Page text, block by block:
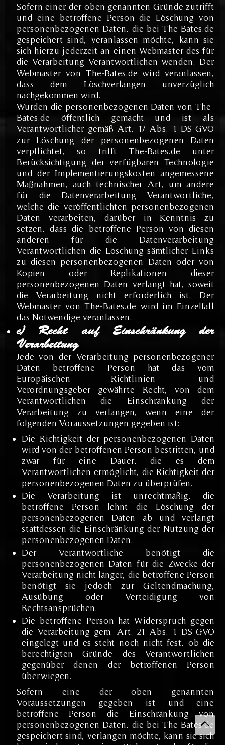
Sofern einer der oben genannten Gründe zutrifft
und eine betroffene Person die Löschung von
personenbezogenen Daten, die bei The-Bates.de
gespeichert sind, veranlassen möchte, kann sie
sich hierzu jederzeit an einen Webmaster des für
die Verarbeitung Verantwortlichen wenden. Der
Webmaster von The-Bates.de wird veranlassen,
dass dem Löschverlangen unverzüglich
nachgekommen wird.
Wurden die personenbezogenen Daten von The-
Bates.de öffentlich gemacht und ist als
Verantwortlicher gemäß Art. 17 Abs. 1 DS-GVO
zur Löschung der personenbezogenen Daten
verpflichtet, so trifft The-Bates.de unter
Berücksichtigung der verfügbaren Technologie
und der Implementierungskosten angemessene
Maßnahmen, auch technischer Art, um andere
für die Datenverarbeitung Verantwortliche,
welche die veröffentlichten personenbezogenen
Daten verarbeiten, darüber in Kenntnis zu
setzen, dass die betroffene Person von diesen
anderen für die Datenverarbeitung
Verantwortlichen die Löschung sämtlicher Links
zu diesen personenbezogenen Daten oder von
Kopien oder Replikationen dieser
personenbezogenen Daten verlangt hat, soweit
die Verarbeitung nicht erforderlich ist. Der
Webmaster von The-Bates.de wird im Einzelfall
das Notwendige veranlassen.
e) Recht auf Einschränkung der
Verarbeitung
Jede von der Verarbeitung personenbezogener
Daten betroffene Person hat das vom
Europäischen Richtlinien- und
Verordnungsgeber gewährte Recht, von dem
Verantwortlichen die Einschränkung der
Verarbeitung zu verlangen, wenn eine der
folgenden Voraussetzungen gegeben ist:
Die Richtigkeit der personenbezogenen Daten
wird von der betroffenen Person bestritten, und
zwar für eine Dauer, die es dem
Verantwortlichen ermöglicht, die Richtigkeit der
personenbezogenen Daten zu überprüfen.
Die Verarbeitung ist unrechtmäßig, die
betroffene Person lehnt die Löschung der
personenbezogenen Daten ab und verlangt
stattdessen die Einschränkung der Nutzung der
personenbezogenen Daten.
Der Verantwortliche benötigt die
personenbezogenen Daten für die Zwecke der
Verarbeitung nicht länger, die betroffene Person
benötigt sie jedoch zur Geltendmachung,
Ausübung oder Verteidigung von
Rechtsansprüchen.
Die betroffene Person hat Widerspruch gegen
die Verarbeitung gem. Art. 21 Abs. 1 DS-GVO
eingelegt und es steht noch nicht fest, ob die
berechtigten Gründe des Verantwortlichen
gegenüber denen der betroffenen Person
überwiegen.
Sofern eine der oben genannten
Voraussetzungen gegeben ist und eine
betroffene Person die Einschränkung von
personenbezogenen Daten, die bei The-Bates.de
gespeichert sind, verlangen möchte, kann sie sich